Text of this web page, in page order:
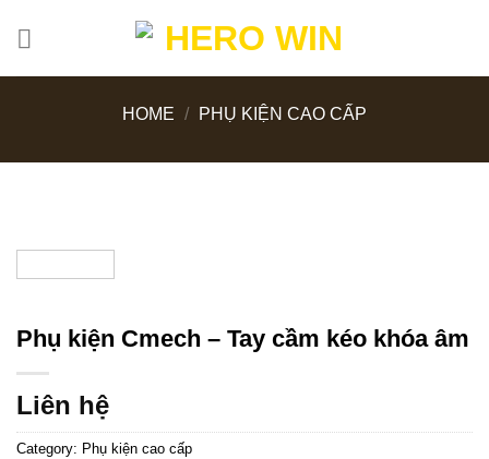
HOME / PHỤ KIỆN CAO CẤP
Phụ kiện Cmech – Tay cầm kéo khóa âm
Liên hệ
Category: Phụ kiện cao cấp